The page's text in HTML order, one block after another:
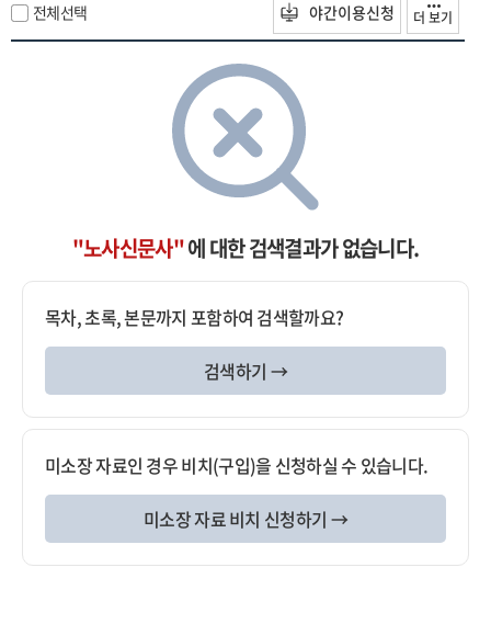
전체선택 야간이용신청 더 보기
"노사신문사"에 대한 검색결과가 없습니다.
목차, 초록, 본문까지 포함하여 검색할까요?
검색하기 →
미소장 자료인 경우 비치(구입)을 신청하실 수 있습니다.
미소장 자료 비치 신청하기 →